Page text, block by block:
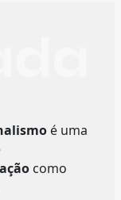
é uma
como